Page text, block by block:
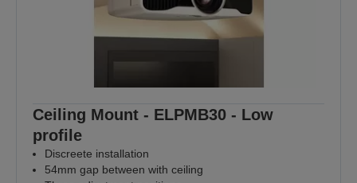
Ceiling Mount - ELPMB30 - Low
profile
Discreete installation
54mm gap between with ceiling